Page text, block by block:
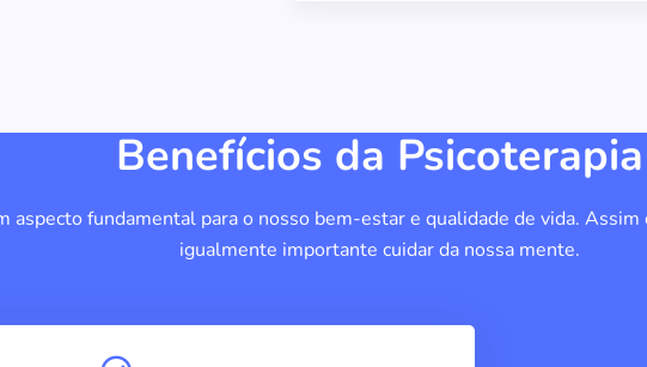
Benefícios da Psicoterapia
aspecto fundamental para o nosso bem-estar e qualidade de vida. Assim
igualmente importante cuidar da nossa mente.